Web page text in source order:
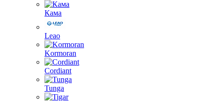
Кама
Leao
Kormoran
Cordiant
Tunga